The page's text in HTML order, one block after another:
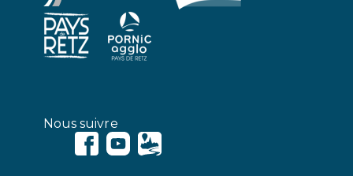
Nous suivre